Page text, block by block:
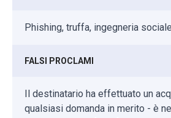
Phishing, truffa, ingegneria
FALSI PROCLAMI
Il destinatario ha effettuato un
qualsiasi domanda in merito - è